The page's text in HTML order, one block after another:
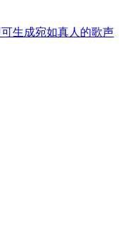
生成宛如真人的歌声